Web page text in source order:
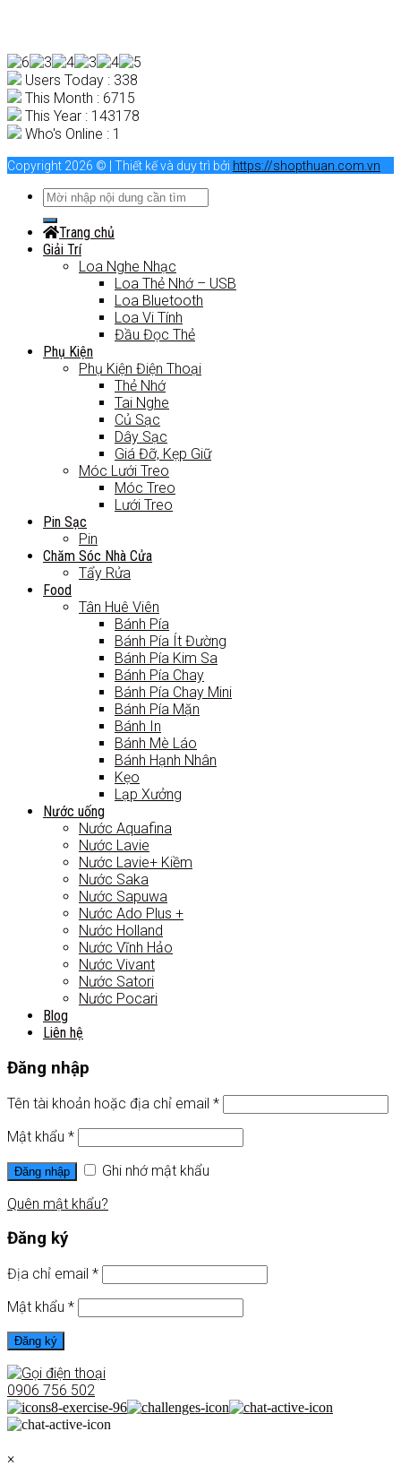
Users Today : 338
This Month : 6715
This Year : 143178
Who's Online : 1
Copyright 2026 © | Thiết kế và duy trì bởi https://shopthuan.com.vn
Trang chủ
Giải Trí
Loa Nghe Nhạc
Loa Thẻ Nhớ – USB
Loa Bluetooth
Loa Vi Tính
Đầu Đọc Thẻ
Phụ Kiện
Phụ Kiện Điện Thoại
Thẻ Nhớ
Tai Nghe
Củ Sạc
Dây Sạc
Giá Đỡ, Kẹp Giữ
Móc Lưới Treo
Móc Treo
Lưới Treo
Pin Sạc
Pin
Chăm Sóc Nhà Cửa
Tẩy Rửa
Food
Tân Huê Viên
Bánh Pía
Bánh Pía Ít Đường
Bánh Pía Kim Sa
Bánh Pía Chay
Bánh Pía Chay Mini
Bánh Pía Mặn
Bánh In
Bánh Mè Láo
Bánh Hạnh Nhân
Kẹo
Lạp Xưởng
Nước uống
Nước Aquafina
Nước Lavie
Nước Lavie+ Kiềm
Nước Saka
Nước Sapuwa
Nước Ado Plus +
Nước Holland
Nước Vĩnh Hảo
Nước Vivant
Nước Satori
Nước Pocari
Blog
Liên hệ
Đăng nhập
Tên tài khoản hoặc địa chỉ email *
Mật khẩu *
Đăng nhập
Ghi nhớ mật khẩu
Quên mật khẩu?
Đăng ký
Địa chỉ email *
Mật khẩu *
Đăng ký
0906 756 502
×